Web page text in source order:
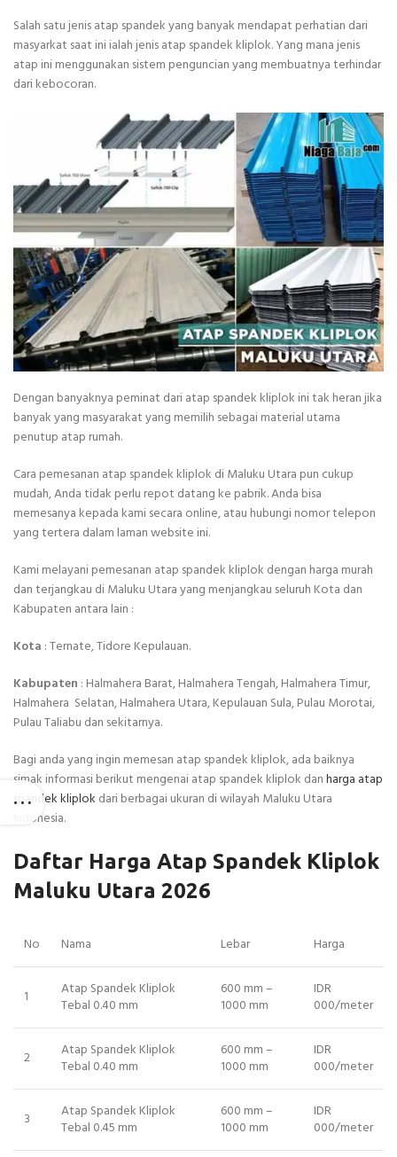
Salah satu jenis atap spandek yang banyak mendapat perhatian dari
masyarkat saat ini ialah jenis atap spandek kliplok. Yang mana jenis
atap ini menggunakan sistem penguncian yang membuatnya terhindar
dari kebocoran.
Dengan banyaknya peminat dari atap spandek kliplok ini tak heran jika
banyak yang masyarakat yang memilih sebagai material utama
penutup atap rumah.
Cara pemesanan atap spandek kliplok di Maluku Utara pun cukup
mudah, Anda tidak perlu repot datang ke pabrik. Anda bisa
memesanya kepada kami secara online, atau hubungi nomor telepon
yang tertera dalam laman website ini.
Kami melayani pemesanan atap spandek kliplok dengan harga murah
dan terjangkau di Maluku Utara yang menjangkau seluruh Kota dan
Kabupaten antara lain :
Kota : Ternate, Tidore Kepulauan.
Kabupaten : Halmahera Barat, Halmahera Tengah, Halmahera Timur,
Halmahera Selatan, Halmahera Utara, Kepulauan Sula, Pulau Morotai,
Pulau Taliabu dan sekitarnya.
Bagi anda yang ingin memesan atap spandek kliplok, ada baiknya
simak informasi berikut mengenai atap spandek kliplok danharga atap
spandek kliplok dari berbagai ukuran di wilayah Maluku Utara
Indonesia.
Daftar Harga Atap Spandek Kliplok
Maluku Utara 2026
No Nama Lebar Harga
1
Atap Spandek Kliplok
Tebal 0.40 mm
600 mm –
1000 mm
IDR
000/meter
2
Atap Spandek Kliplok
Tebal 0.40 mm
600 mm –
1000 mm
IDR
000/meter
3
Atap Spandek Kliplok
Tebal 0.45 mm
600 mm –
1000 mm
IDR
000/meter